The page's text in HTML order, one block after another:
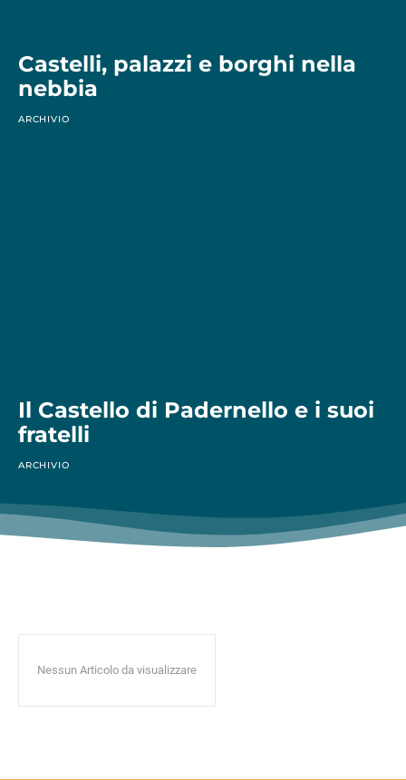
Castelli, palazzi e borghi nella
nebbia
ARCHIVIO
Il Castello di Padernello e i suoi
fratelli
ARCHIVIO
Nessun Articolo da visualizzare